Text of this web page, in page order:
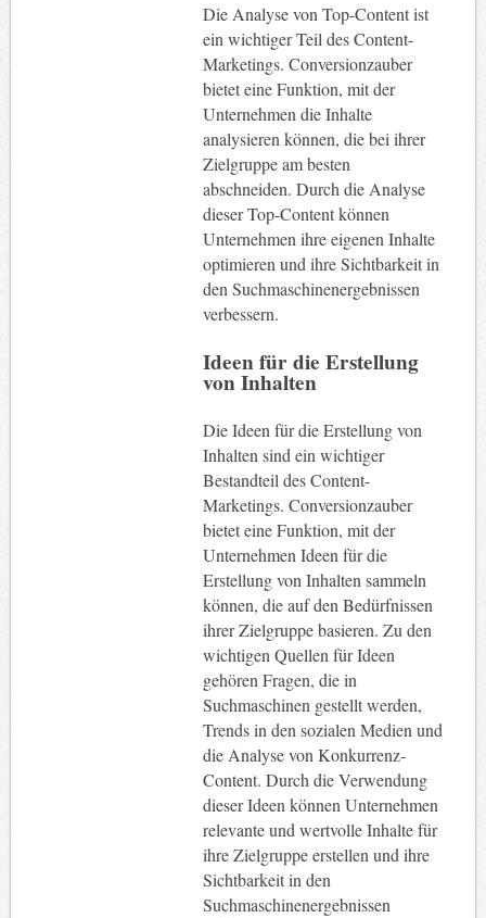
Die Analyse von Top-Content ist
ein wichtiger Teil des Content-
Marketings. Conversionzauber
bietet eine Funktion, mit der
Unternehmen die Inhalte
analysieren können, die bei ihrer
Zielgruppe am besten
abschneiden. Durch die Analyse
dieser Top-Content können
Unternehmen ihre eigenen Inhalte
optimieren und ihre Sichtbarkeit in
den Suchmaschinenergebnissen
verbessern.
Ideen für die Erstellung
von Inhalten
Die Ideen für die Erstellung von
Inhalten sind ein wichtiger
Bestandteil des Content-
Marketings. Conversionzauber
bietet eine Funktion, mit der
Unternehmen Ideen für die
Erstellung von Inhalten sammeln
können, die auf den Bedürfnissen
ihrer Zielgruppe basieren. Zu den
wichtigen Quellen für Ideen
gehören Fragen, die in
Suchmaschinen gestellt werden,
Trends in den sozialen Medien und
die Analyse von Konkurrenz-
Content. Durch die Verwendung
dieser Ideen können Unternehmen
relevante und wertvolle Inhalte für
ihre Zielgruppe erstellen und ihre
Sichtbarkeit in den
Suchmaschinenergebnissen